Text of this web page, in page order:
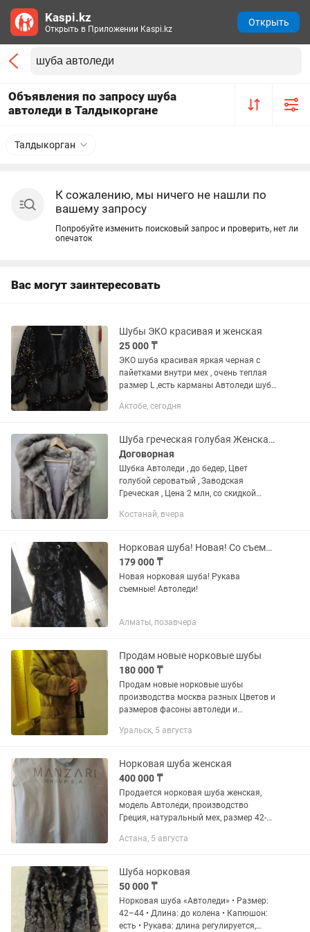
Объявления по запросу шуба
автоледи в Талдыкоргане
Талдыкорган
К сожалению, мы ничего не нашли по
вашему запросу
Попробуйте изменить поисковый запрос и проверить, нет ли
опечаток
Вас могут заинтересовать
Шубы ЭКО красивая и женская
25 000 ₸
ЭКО шуба красивая яркая черная с
пайетками внутри мех , очень теплая
размер L ,есть карманы Автоледи шуба
закрывает шею, удобно без шапки,
Актобе, сегодня
Шуба греческая голубая Женская Размер ХL , До бедер
Договорная
Шубка Автоледи , до бедер, Цвет
голубой сероватый , Заводская
Греческая , Цена 2 млн, со скидкой
Костанай, вчера
Норковая шуба! Новая! Со съемныме рукавами
179 000 ₸
Новая норковая шуба! Рукава
съемные! Автоледи!
Алматы, позавчера
Продам новые норковые шубы
180 000 ₸
Продам новые норковые шубы
производства москва разных Цветов и
размеров фасоны автоледи и
Уральск, 5 августа
Норковая шуба женская
400 000 ₸
Продается норковая шуба женская,
модель Автоледи, производство
Греция, натуральный мех, размер 42-
Греции, г. Касторья. Одевала только на
Астана, 5 августа
Шуба норковая
50 000 ₸
Норковая шуба «Автоледи» • Размер:
42–44 • Длина: до колена • Капюшон:
есть • Рукава: длина регулируется,
Kaspi.kz
Открыть в Приложении Kaspi.kz
Открыть